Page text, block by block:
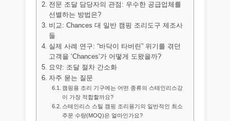
전문 조달 담당자의 관점: 우수한 공급업체를
선별하는 방법은?
비교: Chances 대 일반 캠핑 조리도구 제조사
들
실제 사례 연구: “바닥이 타버린” 위기를 겪던
고객을 ‘Chances’가 어떻게 도왔을까?
요약: 조달 절차 간소화
자주 묻는 질문
캠핑용 조리 기구에는 어떤 종류의 스테인리스강
이 가장 적합할까요?
스테인리스 스틸 캠핑 조리용기의 일반적인 최소
주문 수량(MOQ)은 얼마인가요?